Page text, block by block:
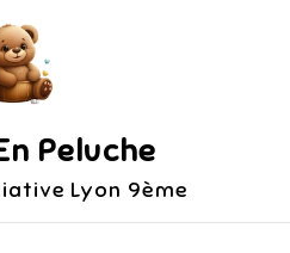
Peluche
Lyon 9ème